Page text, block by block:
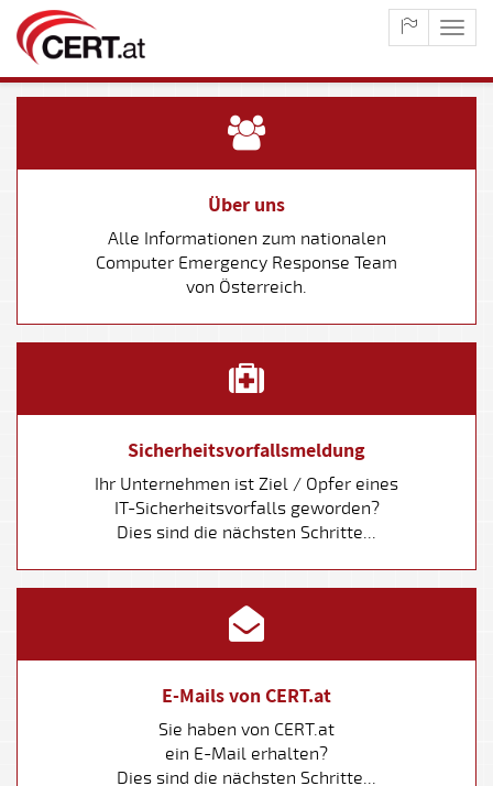
Über uns
Alle Informationen zum nationalen
Computer Emergency Response Team
von Österreich.
Sicherheitsvorfallsmeldung
Ihr Unternehmen ist Ziel / Opfer eines
IT-Sicherheitsvorfalls geworden?
Dies sind die nächsten Schritte...
E-Mails von CERT.at
Sie haben von CERT.at
ein E-Mail erhalten?
Dies sind die nächsten Schritte...